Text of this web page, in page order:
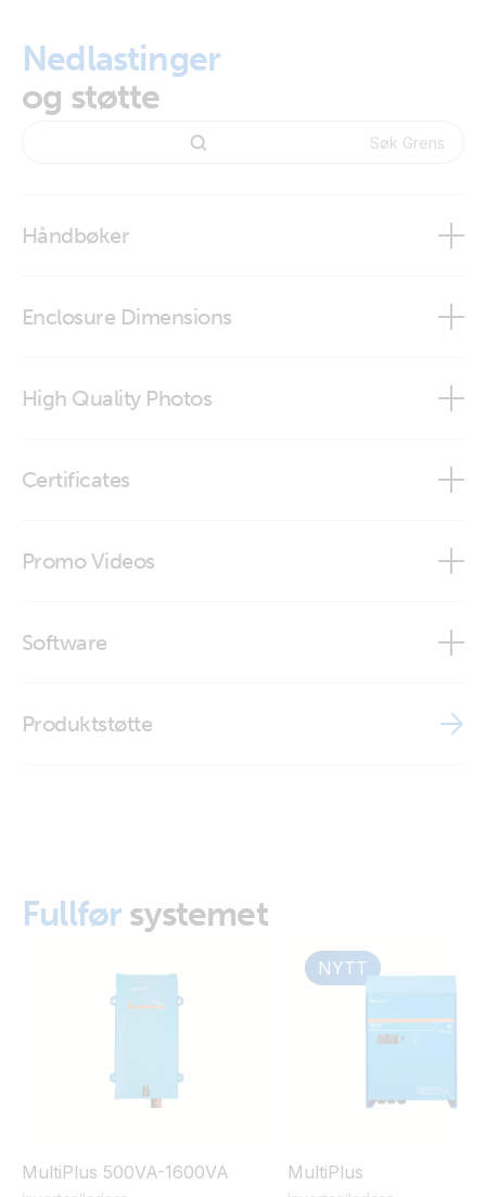
Nedlastinger
og støtte
Håndbøker
Enclosure Dimensions
High Quality Photos
Interface MK3-USB (VE.Bus to USB) - top
Certificates
ISO9001 certificate
Promo Videos
Software
Produktstøtte
Fullfør systemet
MultiPlus 500VA-1600VA
NYTT
MultiPlus